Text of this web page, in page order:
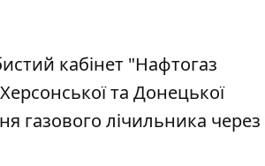
кабінет "Нафтогаз
та Донецької
газового лічильника через